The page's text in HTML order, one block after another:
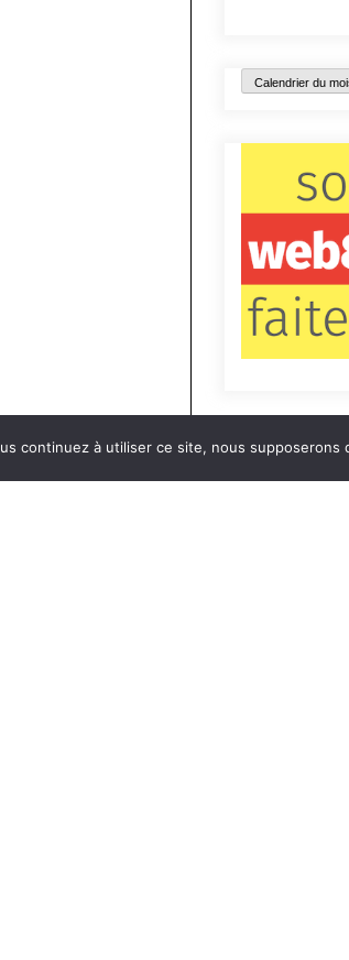
Calendrier du
continuez à utiliser ce site, nous supposerons